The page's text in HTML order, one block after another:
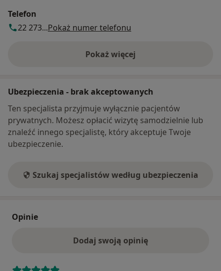
Telefon
22 273...Pokaż numer telefonu
Pokaż więcej
o adresie
Ubezpieczenia - brak akceptowanych
Ten specjalista przyjmuje wyłącznie pacjentów
prywatnych. Możesz opłacić wizytę samodzielnie lub
znaleźć innego specjalistę, który akceptuje Twoje
ubezpieczenie.
Szukaj specjalistów według ubezpieczenia
Opinie
Dodaj swoją opinię